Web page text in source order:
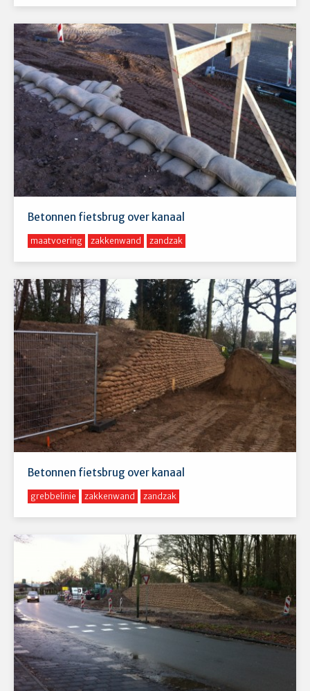
Betonnen fietsbrug over kanaal
maatvoering zakkenwand zandzak
Betonnen fietsbrug over kanaal
grebbelinie zakkenwand zandzak